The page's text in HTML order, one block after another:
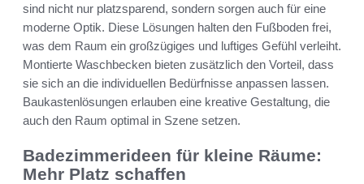
sind nicht nur platzsparend, sondern sorgen auch für eine
moderne Optik. Diese Lösungen halten den Fußboden frei,
was dem Raum ein großzügiges und luftiges Gefühl verleiht.
Montierte Waschbecken bieten zusätzlich den Vorteil, dass
sie sich an die individuellen Bedürfnisse anpassen lassen.
Baukastenlösungen erlauben eine kreative Gestaltung, die
auch den Raum optimal in Szene setzen.
Badezimmerideen für kleine Räume:
Mehr Platz schaffen